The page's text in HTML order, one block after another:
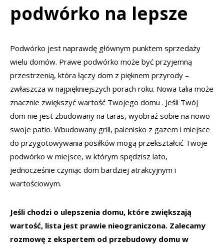
podwórko na lepsze
Podwórko jest naprawdę głównym punktem sprzedaży
wielu domów. Prawe podwórko może być przyjemną
przestrzenią, która łączy dom z pięknem przyrody –
zwłaszcza w najpiękniejszych porach roku. Nowa talia może
znacznie zwiększyć wartość Twojego domu . Jeśli Twój
dom nie jest zbudowany na taras, wyobraź sobie na nowo
swoje patio. Wbudowany grill, palenisko z gazem i miejsce
do przygotowywania posiłków mogą przekształcić Twoje
podwórko w miejsce, w którym spędzisz lato,
jednocześnie czyniąc dom bardziej atrakcyjnym i
wartościowym.
Jeśli chodzi o ulepszenia domu, które zwiększają
wartość, lista jest prawie nieograniczona. Zalecamy
rozmowę z ekspertem od przebudowy domu w